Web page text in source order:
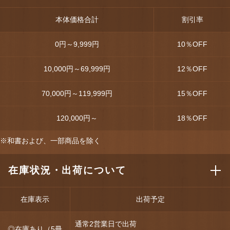
本体価格合計 割引率
0円～9,999円 10％OFF
10,000円～69,999円 12％OFF
70,000円～119,999円 15％OFF
120,000円～ 18％OFF
※和書および、一部商品を除く
在庫状況・出荷について
在庫表示 出荷予定
通常2営業日で出荷